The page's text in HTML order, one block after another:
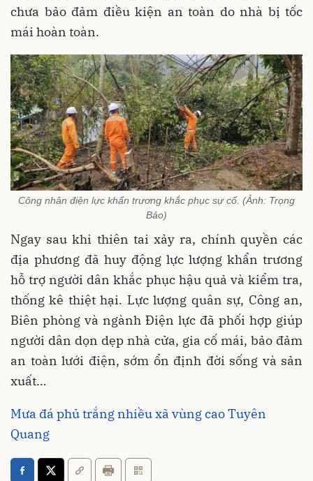
chưa bảo đảm điều kiện an toàn do nhà bị tốc
mái hoàn toàn.
Công nhân điện lực khẩn trương khắc phục sự cố. (Ảnh: Trọng
Bảo)
Ngay sau khi thiên tai xảy ra, chính quyền các
địa phương đã huy động lực lượng khẩn trương
hỗ trợ người dân khắc phục hậu quả và kiểm tra,
thống kê thiệt hại. Lực lượng quân sự, Công an,
Biên phòng và ngành Điện lực đã phối hợp giúp
người dân dọn dẹp nhà cửa, gia cố mái, bảo đảm
an toàn lưới điện, sớm ổn định đời sống và sản
xuất…
Mưa đá phủ trắng nhiều xã vùng cao Tuyên
Quang